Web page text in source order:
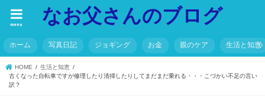
なお父さんのブログ
menu
ホーム 写真日記 ジョギング お金 親のケア 生活と知恵
HOME
生活と知恵
古くなった自転車ですが修理したり清掃したりしてまだまだ乗れる・・・こづかい不足の言い
訳？